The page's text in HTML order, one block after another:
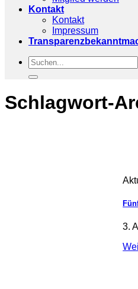
Kontakt
Kontakt
Impressum
Schlagwort-
3.